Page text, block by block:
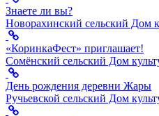
Знаете ли вы?
Новорахинский сельский Дом
«КоринкаФест» приглашает!
Сомёнский сельский Дом
День рождения деревни Жары
Ручьевской сельский Дом